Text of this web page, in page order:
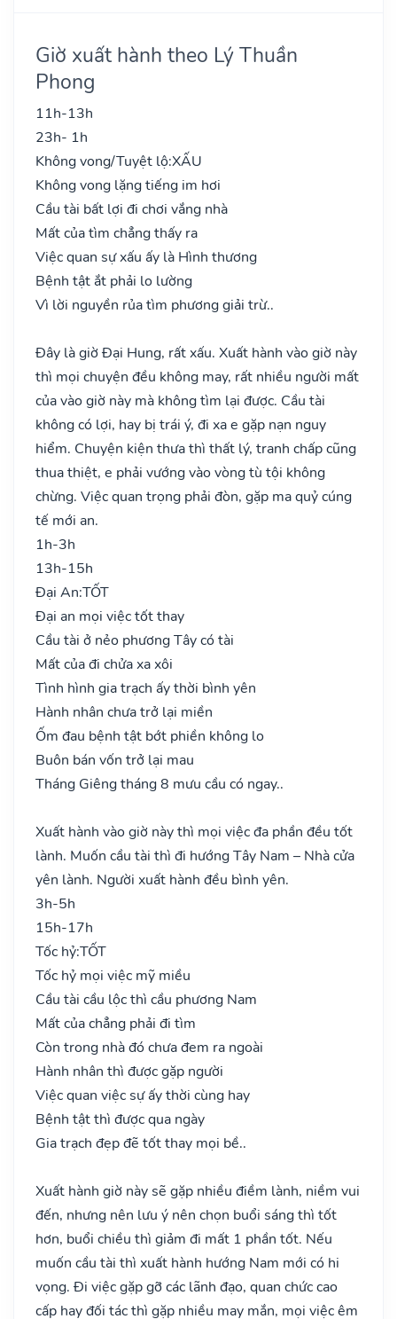
Giờ xuất hành theo Lý Thuần
Phong
11h-13h
23h- 1h
Không vong/Tuyệt lộ:XẤU
Không vong lặng tiếng im hơi
Cầu tài bất lợi đi chơi vắng nhà
Mất của tìm chẳng thấy ra
Việc quan sự xấu ấy là Hình thương
Bệnh tật ắt phải lo lường
Vì lời nguyền rủa tìm phương giải trừ..
Đây là giờ Đại Hung, rất xấu. Xuất hành vào giờ này
thì mọi chuyện đều không may, rất nhiều người mất
của vào giờ này mà không tìm lại được. Cầu tài
không có lợi, hay bị trái ý, đi xa e gặp nạn nguy
hiểm. Chuyện kiện thưa thì thất lý, tranh chấp cũng
thua thiệt, e phải vướng vào vòng tù tội không
chừng. Việc quan trọng phải đòn, gặp ma quỷ cúng
tế mới an.
1h-3h
13h-15h
Đại An:TỐT
Đại an mọi việc tốt thay
Cầu tài ở nẻo phương Tây có tài
Mất của đi chửa xa xôi
Tình hình gia trạch ấy thời bình yên
Hành nhân chưa trở lại miền
Ốm đau bệnh tật bớt phiền không lo
Buôn bán vốn trở lại mau
Tháng Giêng tháng 8 mưu cầu có ngay..
Xuất hành vào giờ này thì mọi việc đa phần đều tốt
lành. Muốn cầu tài thì đi hướng Tây Nam – Nhà cửa
yên lành. Người xuất hành đều bình yên.
3h-5h
15h-17h
Tốc hỷ:TỐT
Tốc hỷ mọi việc mỹ miều
Cầu tài cầu lộc thì cầu phương Nam
Mất của chẳng phải đi tìm
Còn trong nhà đó chưa đem ra ngoài
Hành nhân thì được gặp người
Việc quan việc sự ấy thời cùng hay
Bệnh tật thì được qua ngày
Gia trạch đẹp đẽ tốt thay mọi bề..
Xuất hành giờ này sẽ gặp nhiều điềm lành, niềm vui
đến, nhưng nên lưu ý nên chọn buổi sáng thì tốt
hơn, buổi chiều thì giảm đi mất 1 phần tốt. Nếu
muốn cầu tài thì xuất hành hướng Nam mới có hi
vọng. Đi việc gặp gỡ các lãnh đạo, quan chức cao
cấp hay đối tác thì gặp nhiều may mắn, mọi việc êm